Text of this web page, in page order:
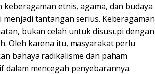
etnis, agama, dan budaya
tantangan serius. Keberagaman
bukan celah untuk disusupi dengan
Oleh karena itu, masyarakat perlu
bahaya radikalisme dan paham
mencegah penyebarannya.